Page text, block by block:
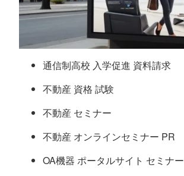
通信制高校 入学促進 資料請求
不動産 資格 試験
不動産 セミナー
不動産 オンラインセミナー PR
OA機器 ポータルサイト セミナー